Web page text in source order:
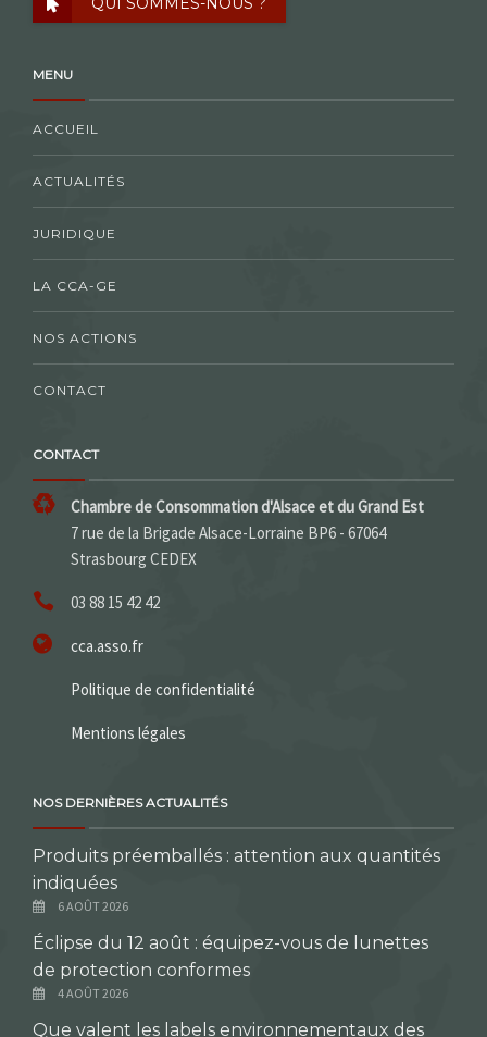
MENU
ACCUEIL
ACTUALITÉS
JURIDIQUE
LA CCA-GE
NOS ACTIONS
CONTACT
CONTACT
Chambre de Consommation d'Alsace et du Grand Est
7 rue de la Brigade Alsace-Lorraine BP6 - 67064
Strasbourg CEDEX
03 88 15 42 42
cca.asso.fr
Politique de confidentialité
Mentions légales
NOS DERNIÈRES ACTUALITÉS
Produits préemballés : attention aux quantités
indiquées
6 AOÛT 2026
Éclipse du 12 août : équipez-vous de lunettes
de protection conformes
4 AOÛT 2026
Que valent les labels environnementaux des